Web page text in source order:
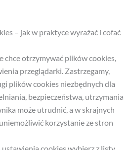
– jak w praktyce wyrażać i cofać
chce otrzymywać plików cookies,
przeglądarki. Zastrzegamy,
plików cookies niezbędnych dla
bezpieczeństwa, utrzymania
może utrudnić, a w skrajnych
korzystanie ze stron